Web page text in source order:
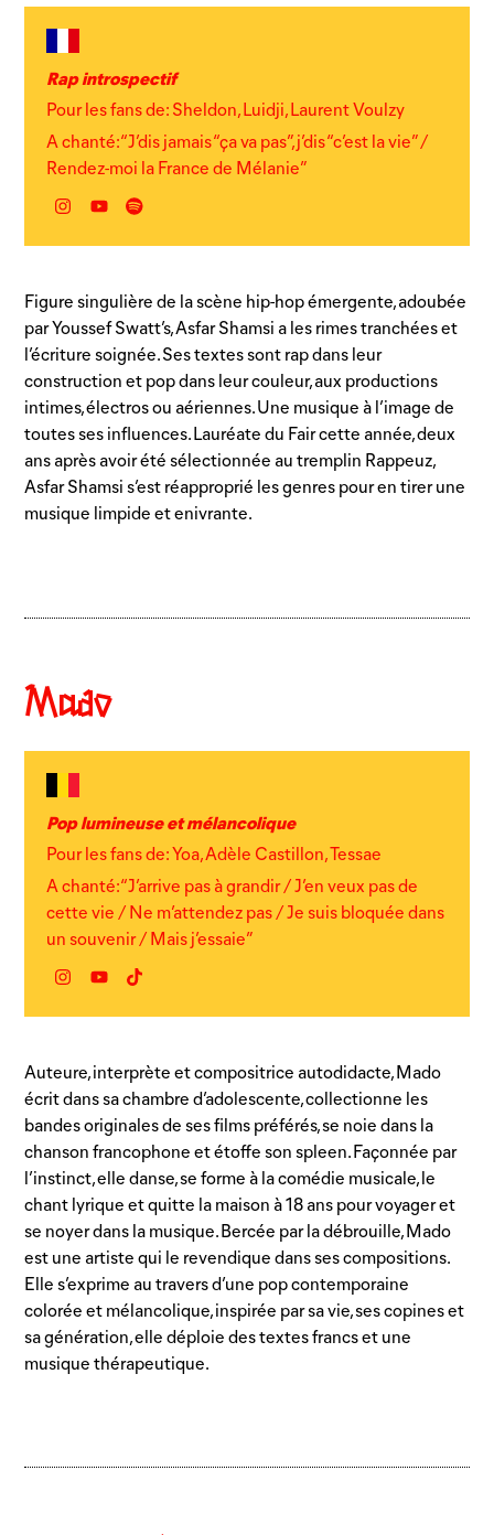
Rap introspectif
Pour les fans de: Sheldon, Luidji, Laurent Voulzy
A chanté: “J’dis jamais “ça va pas”, j’dis “c’est la vie” /
Rendez-moi la France de Mélanie”
Instagram
YouTubeSpotify
Figure singulière de la scène hip-hop émergente, adoubée
par Youssef Swatt’s, Asfar Shamsi a les rimes tranchées et
l’écriture soignée. Ses textes sont rap dans leur
construction et pop dans leur couleur, aux productions
intimes, électros ou aériennes. Une musique à l’image de
toutes ses influences. Lauréate du Fair cette année, deux
ans après avoir été sélectionnée au tremplin Rappeuz,
Asfar Shamsi s’est réapproprié les genres pour en tirer une
musique limpide et enivrante.
Mado
Pop lumineuse et mélancolique
Pour les fans de: Yoa, Adèle Castillon, Tessae
A chanté: “J’arrive pas à grandir / J’en veux pas de
cette vie / Ne m’attendez pas / Je suis bloquée dans
un souvenir / Mais j’essaie”
Instagram
YouTubeTikTok
Auteure, interprète et compositrice autodidacte, Mado
écrit dans sa chambre d’adolescente, collectionne les
bandes originales de ses films préférés, se noie dans la
chanson francophone et étoffe son spleen. Façonnée par
l’instinct, elle danse, se forme à la comédie musicale, le
chant lyrique et quitte la maison à 18 ans pour voyager et
se noyer dans la musique. Bercée par la débrouille, Mado
est une artiste qui le revendique dans ses compositions.
Elle s’exprime au travers d’une pop contemporaine
colorée et mélancolique, inspirée par sa vie, ses copines et
sa génération, elle déploie des textes francs et une
musique thérapeutique.